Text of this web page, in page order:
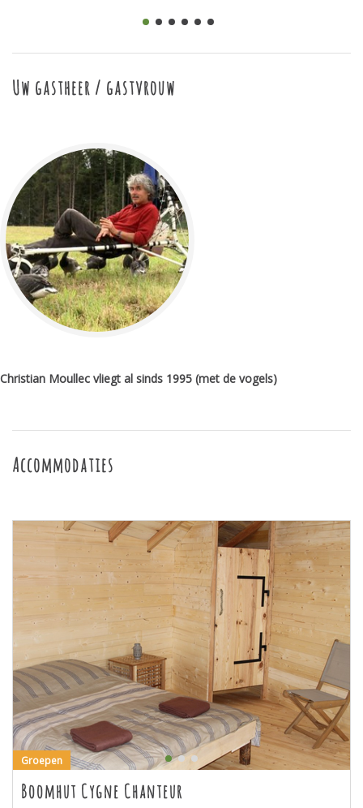
Uw gastheer / gastvrouw
Christian Moullec vliegt al sinds 1995 (met de vogels)
Accommodaties
Groepen
Boomhut Cygne Chanteur